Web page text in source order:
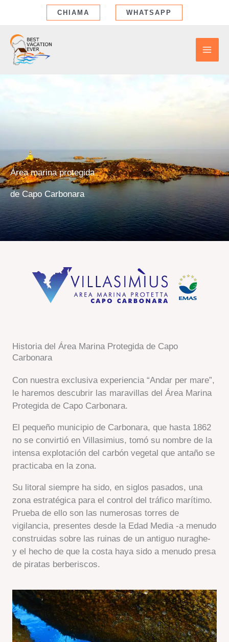
CHIAMA WHATSAPP
Área marina protegida
de Capo Carbonara
Historia del Área Marina Protegida de Capo
Carbonara
Con nuestra exclusiva experiencia “Andar per mare”,
le haremos descubrir las maravillas del Área Marina
Protegida de Capo Carbonara.
El pequeño municipio de Carbonara, que hasta 1862
no se convirtió en Villasimius, tomó su nombre de la
intensa explotación del carbón vegetal que antaño se
practicaba en la zona.
Su litoral siempre ha sido, en siglos pasados, una
zona estratégica para el control del tráfico marítimo.
Prueba de ello son las numerosas torres de
vigilancia, presentes desde la Edad Media -a menudo
construidas sobre las ruinas de un antiguo nuraghe-
y el hecho de que la costa haya sido a menudo presa
de piratas berberiscos.